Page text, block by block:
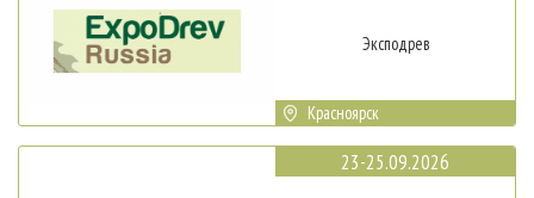
Эксподрев
Красноярск
23-25.09.2026